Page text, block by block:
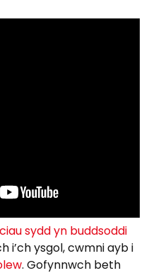
sydd yn buddsoddi
i’ch ysgol, cwmni ayb i
. Gofynnwch beth